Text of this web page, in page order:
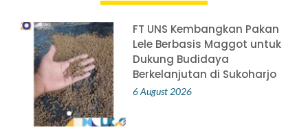
FT UNS Kembangkan Pakan
Lele Berbasis Maggot untuk
Dukung Budidaya
Berkelanjutan di Sukoharjo
6 August 2026